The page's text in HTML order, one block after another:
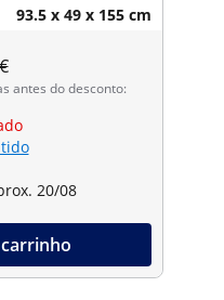
93.5 x 49 x 155 cm
antes do desconto:
20/08